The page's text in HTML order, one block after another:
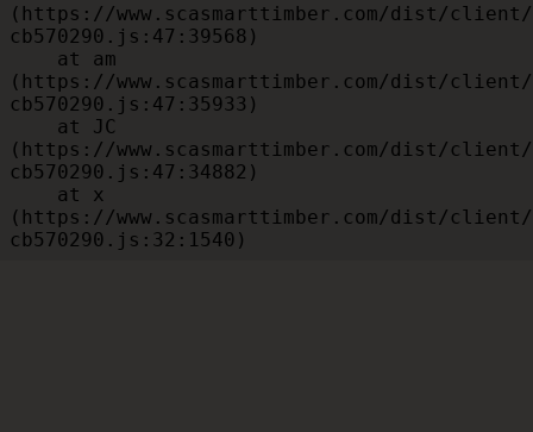
(https://www.scasmarttimber.com/dist/
cb570290.js:47:39568)
(https://www.scasmarttimber.com/dist/
cb570290.js:47:35933)
(https://www.scasmarttimber.com/dist/
cb570290.js:47:34882)
(https://www.scasmarttimber.com/dist/
cb570290.js:32:1540)